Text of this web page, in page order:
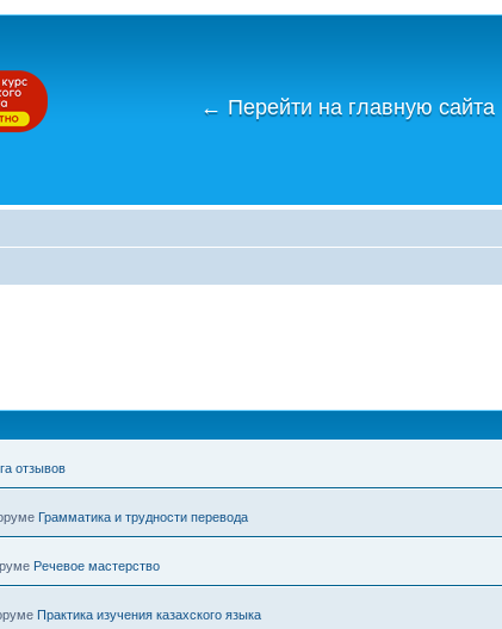
← Перейти на главную сайта
отзывов
Грамматика и трудности перевода
Речевое мастерство
Практика изучения казахского языка